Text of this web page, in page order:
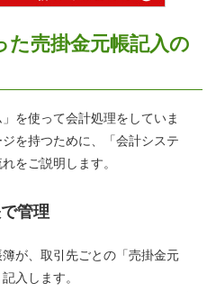
売掛金元帳記入の
を使って会計処理をしていま
を持つために、「会計システ
をご説明します。
管理
が、取引先ごとの「売掛金元
入します。